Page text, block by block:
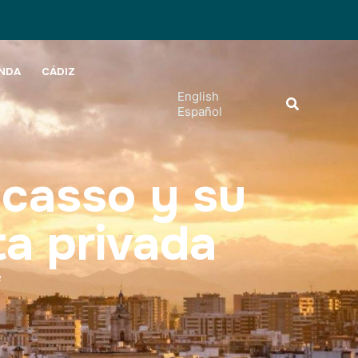
CÁDIZ
English
Español
Buscar
y su
privada